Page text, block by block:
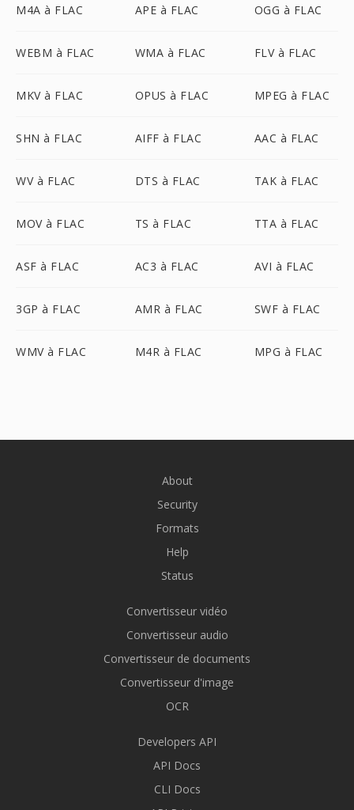
M4A à FLAC APE à FLAC OGG à FLAC
WEBM à FLAC WMA à FLAC FLV à FLAC
MKV à FLAC OPUS à FLAC MPEG à FLAC
SHN à FLAC AIFF à FLAC AAC à FLAC
WV à FLAC DTS à FLAC TAK à FLAC
MOV à FLAC TS à FLAC TTA à FLAC
ASF à FLAC AC3 à FLAC AVI à FLAC
3GP à FLAC AMR à FLAC SWF à FLAC
WMV à FLAC M4R à FLAC MPG à FLAC
About
Security
Formats
Help
Status
Convertisseur vidéo
Convertisseur audio
Convertisseur de documents
Convertisseur d'image
OCR
Developers API
API Docs
CLI Docs